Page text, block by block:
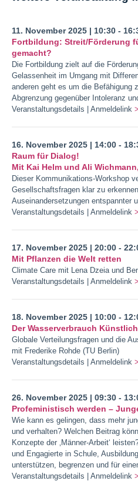
11. November 2025 | 10:30 -
Fortbildung: Streit/Förderung
gemacht?
Die Fortbildung zielt auf die
Gelassenheit im Umgang mit
anderen geht es um die Befähigung
Abgrenzung gegenüber Intoleranz
Veranstaltungsdetails | Anmeldelink
16. November 2025 | 14:00 -
Raum für Dialog!
Mit Kai Helm und Ali
Dieser Kommunikations-Workshop
Gesellschaftsfragen klar zu
Auseinandersetzungen entspannter
Veranstaltungsdetails | Anmeldelink
17. November 2025 | 20:00 -
Mit Pflanzen die Welt retten
Climate Care mit Lena Dzeia und
Veranstaltungsdetails | Anmeldelink
18. November 2025 | 10:00 -
Der Wasserverbrauch
Globale Verteilungsfragen und die
mit Frederike Rohde (TU Berlin)
Veranstaltungsdetails | Anmeldelink
26. November 2025 | 09:30 -
Profeministisch werden –
Wie kann es gelingen, dass mehr
und verhalten? Welchen Beitrag
Konzepte der ‚Männer-Arbeit‘
und Engagierte in Schule,
unterstützen, begrenzen und für
Veranstaltungsdetails | Anmeldelink